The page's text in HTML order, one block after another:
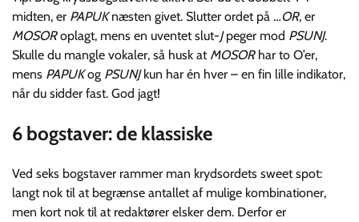
midten, er PAPUKnæsten givet. Slutter ordet på …OR, er
MOSORoplagt, mens en uventet slut-Jpeger mod PSUNJ.
Skulle du mangle vokaler, så husk at MOSORhar to O’er,
mens PAPUKog PSUNJkun har én hver – en fin lille indikator,
når du sidder fast. God jagt!
6 bogstaver: de klassiske
Ved seks bogstaver rammer man krydsordets sweet spot:
langt nok til at begrænse antallet af mulige kombinationer,
men kort nok til at redaktører elsker dem. Derfor er